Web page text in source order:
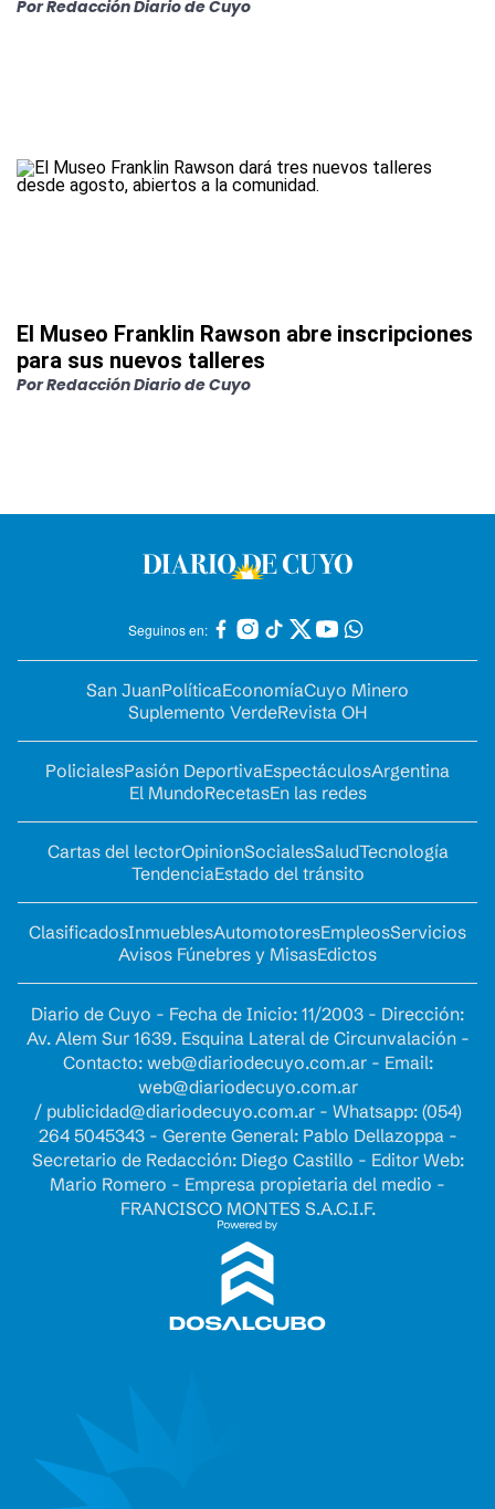
PorRedacción Diario de Cuyo
El Museo Franklin Rawson abre inscripciones
para sus nuevos talleres
PorRedacción Diario de Cuyo
Seguinos en:
San JuanPolíticaEconomíaCuyo Minero
Suplemento VerdeRevista OH
PolicialesPasión DeportivaEspectáculosArgentina
El MundoRecetasEn las redes
Cartas del lectorOpinionSocialesSaludTecnología
TendenciaEstado del tránsito
ClasificadosInmueblesAutomotoresEmpleosServicios
Avisos Fúnebres y MisasEdictos
Diario de Cuyo - Fecha de Inicio: 11/2003 - Dirección:
Av. Alem Sur 1639. Esquina Lateral de Circunvalación -
Contacto: web@diariodecuyo.com.ar- Email:
web@diariodecuyo.com.ar
/ publicidad@diariodecuyo.com.ar- Whatsapp: (054)
264 5045343 - Gerente General: Pablo Dellazoppa -
Secretario de Redacción: Diego Castillo - Editor Web:
Mario Romero - Empresa propietaria del medio -
FRANCISCO MONTES S.A.C.I.F.